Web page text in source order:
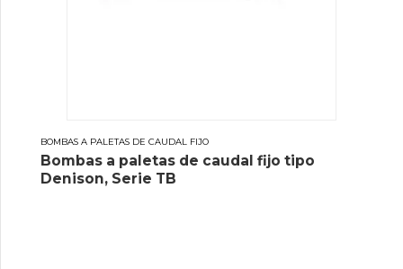
BOMBAS A PALETAS DE CAUDAL FIJO
Bombas a paletas de caudal fijo tipo
Denison, Serie TB